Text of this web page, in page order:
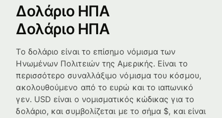
Δολάριο ΗΠΑ
Δολάριο ΗΠΑ
Το δολάριο είναι το επίσημο νόμισμα των
Ηνωμένων Πολιτειών της Αμερικής. Είναι το
περισσότερο συναλλάξιμο νόμισμα του κόσμου,
ακολουθούμενο από το ευρώ και το ιαπωνικό
γεν. USD είναι ο νομισματικός κώδικας για το
δολάριο, και συμβολίζεται με το σήμα $, και είναι